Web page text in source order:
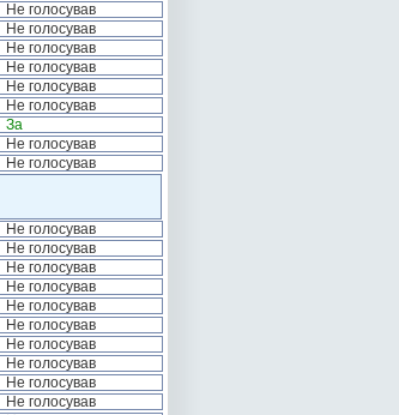
Не голосував
Не голосував
Не голосував
Не голосував
Не голосував
Не голосував
За
Не голосував
Не голосував
Не голосував
Не голосував
Не голосував
Не голосував
Не голосував
Не голосував
Не голосував
Не голосував
Не голосував
Не голосував